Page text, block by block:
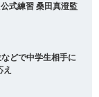
式練習 桑田真澄監
どで中学生相手に
え